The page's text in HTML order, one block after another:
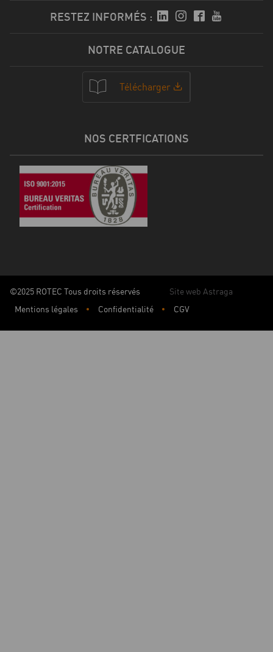
RESTEZ INFORMÉS :
NOTRE CATALOGUE
Télécharger
NOS CERTFICATIONS
©2025 ROTEC Tous droits réservés
Site web Astraga
Mentions légales
Confidentialité CGV